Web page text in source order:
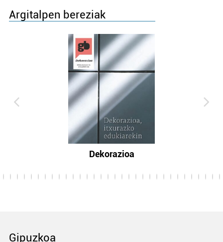
Argitalpen bereziak
Dekorazioa
Gipuzkoa